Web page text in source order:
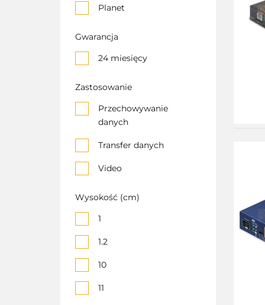
Planet
Gwarancja
24 miesięcy
Zastosowanie
Przechowywanie
danych
Transfer danych
Video
Wysokość (cm)
1
1.2
10
11